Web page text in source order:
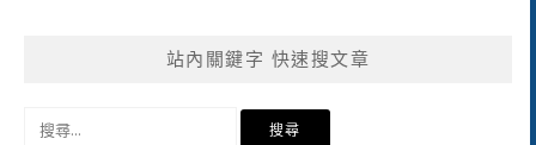
站內關鍵字 快速搜文章